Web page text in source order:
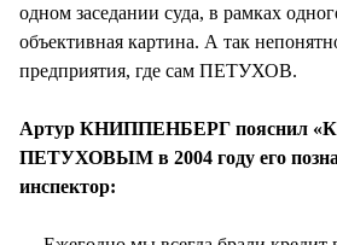
одном заседании суда, в рамках
объективная картина. А так
предприятия, где сам ПЕТУХОВ.
Артур КНИППЕНБЕРГ пояснил
ПЕТУХОВЫМ в 2004 году его
инспектор: